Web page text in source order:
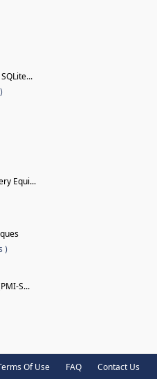
Equi...
)
S...
Of Use FAQ Contact Us